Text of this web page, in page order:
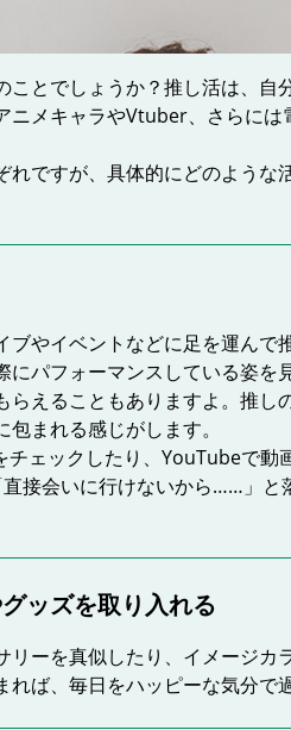
ことでしょうか？推し活は、自
ニメキャラやVtuber、さらに
れですが、具体的にどのような
ブやイベントなどに足を運んで
にパフォーマンスしている姿を
らえることもありますよ。推し
まれる感じがします。
チェックしたり、YouTubeで
接会いに行けないから……」と
ッズを取り入れる
リーを真似したり、イメージカ
ば、毎日をハッピーな気分で